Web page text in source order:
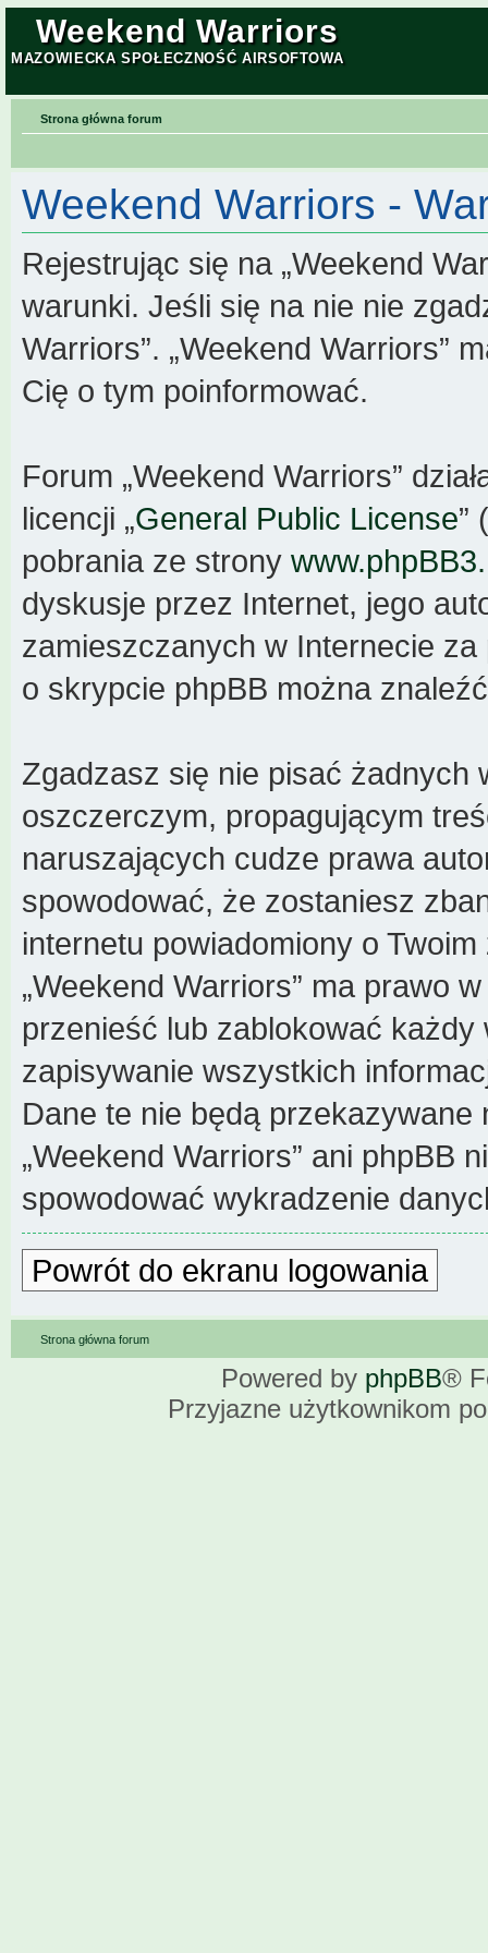
Weekend Warriors
MAZOWIECKA SPOŁECZNOŚĆ AIRSOFTOWA
Strona główna forum
Weekend Warriors -
Rejestrując się na „Weekend
warunki. Jeśli się na nie nie
Warriors”. „Weekend Warriors”
Cię o tym poinformować.
Forum „Weekend Warriors”
licencji „General Public License”
pobrania ze strony
dyskusje przez Internet, jego
zamieszczanych w Internecie
o skrypcie phpBB można
Zgadzasz się nie pisać żadnych
oszczerczym, propagującym
naruszających cudze prawa
spowodować, że zostaniesz
internetu powiadomiony o
„Weekend Warriors” ma prawo
przenieść lub zablokować
zapisywanie wszystkich
Dane te nie będą przekazywane
„Weekend Warriors” ani phpBB
spowodować wykradzenie
Powrót do ekranu logowania
Strona główna forum
Powered by phpBB®
Przyjazne użytkownikom